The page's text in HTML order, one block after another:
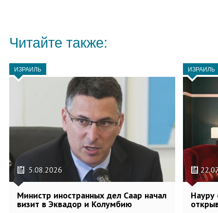
Читайте также:
ИЗРАИЛЬ
5.08.2026
Министр иностранных дел Саар начал
визит в Эквадор и Колумбию
ИЗРАИЛЬ
Науру